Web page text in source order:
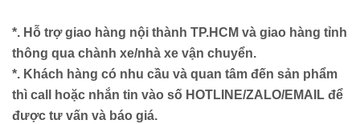
*. Hỗ trợ giao hàng nội thành TP.HCM và giao hàng tỉnh
thông qua chành xe/nhà xe vận chuyển.
*. Khách hàng có nhu cầu và quan tâm đến sản phẩm
thì call hoặc nhắn tin vào số HOTLINE/ZALO/EMAIL để
được tư vấn và báo giá.